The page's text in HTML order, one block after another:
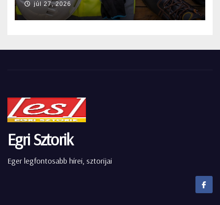
júl 27, 2026
Egri Sztorik
Eger legfontosabb hírei, sztorijai